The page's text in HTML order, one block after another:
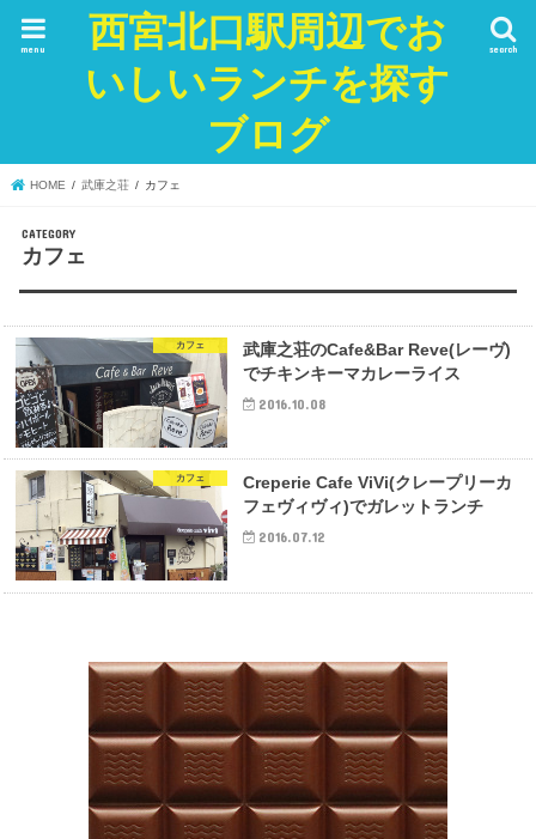
西宮北口駅周辺でお
いしいランチを探す
ブログ
search
menu
HOME 武庫之荘 カフェ
カフェ
カフェ
武庫之荘のCafe&Bar Reve(レーヴ)
でチキンキーマカレーライス
2016.10.08
カフェ
Creperie Cafe ViVi(クレープリーカ
フェヴィヴィ)でガレットランチ
2016.07.12